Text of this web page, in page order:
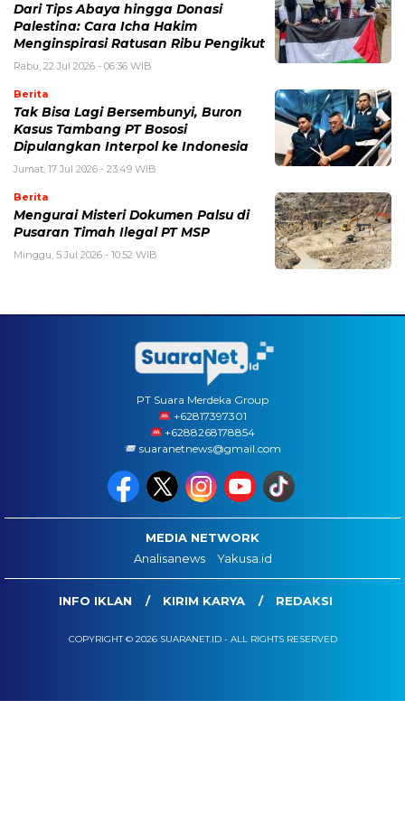
Dari Tips Abaya hingga Donasi
Palestina: Cara Icha Hakim
Menginspirasi Ratusan Ribu Pengikut
Rabu, 22 Jul 2026 - 06:36 WIB
Berita
Tak Bisa Lagi Bersembunyi, Buron
Kasus Tambang PT Bososi
Dipulangkan Interpol ke Indonesia
Jumat, 17 Jul 2026 - 23:49 WIB
Berita
Mengurai Misteri Dokumen Palsu di
Pusaran Timah Ilegal PT MSP
Minggu, 5 Jul 2026 - 10:52 WIB
PT Suara Merdeka Group
‪+62817397301
+6288268178854
suaranetnews@gmail.com
MEDIA NETWORK
Analisanews
Yakusa.id
INFO IKLAN KIRIM KARYA REDAKSI
COPYRIGHT © 2026 SUARANET.ID - ALL RIGHTS RESERVED